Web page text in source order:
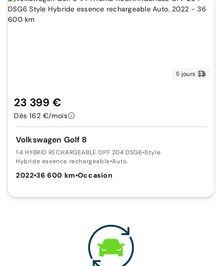
5 jours
Volkswagen Golf 8
1.4 HYBRID RECHARGEABLE OPF 204 DSG6•Style
Hybride essence rechargeable•Auto.
2022•36 600 km•Occasion
23 399 €
Dès 162 €/mois